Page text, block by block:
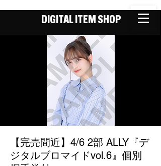
DIGITAL ITEM SHOP
【完売間近】4/6 2部 ALLY『デ
ジタルブロマイドvol.6』個別